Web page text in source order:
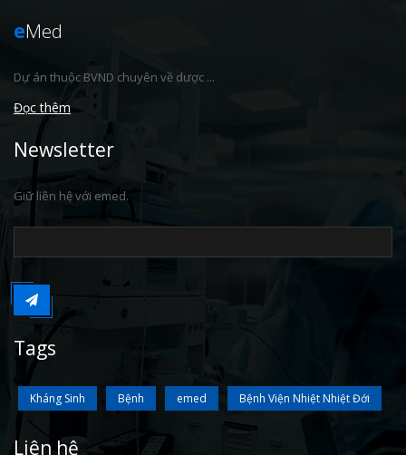
eMed
Dự án thuộc BVND chuyên về dược ...
Đọc thêm
Newsletter
Giữ liên hệ với emed.
Tags
Kháng Sinh Bệnh emed Bệnh Viện Nhiệt Nhiệt Đới
Liên hệ